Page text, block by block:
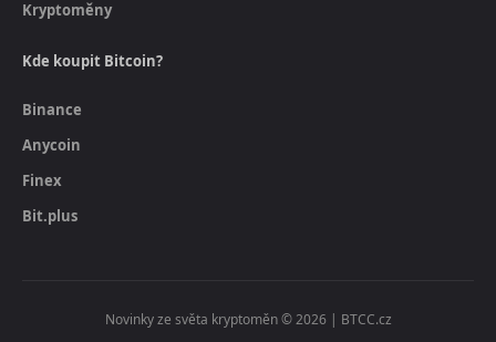
Kryptoměny
Kde koupit Bitcoin?
Binance
Anycoin
Finex
Bit.plus
Novinky ze světa kryptoměn © 2026 | BTCC.cz